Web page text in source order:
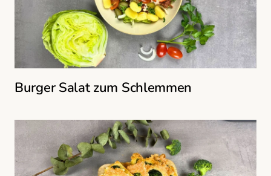
Burger Salat zum Schlemmen